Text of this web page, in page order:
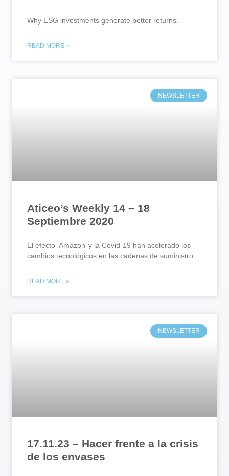
Why ESG investments generate better returns.
READ MORE »
NEWSLETTER
Aticeo’s Weekly 14 – 18
Septiembre 2020
El efecto ‘Amazon’ y la Covid-19 han acelerado los
cambios tecnológicos en las cadenas de suministro.
READ MORE »
NEWSLETTER
17.11.23 – Hacer frente a la crisis
de los envases